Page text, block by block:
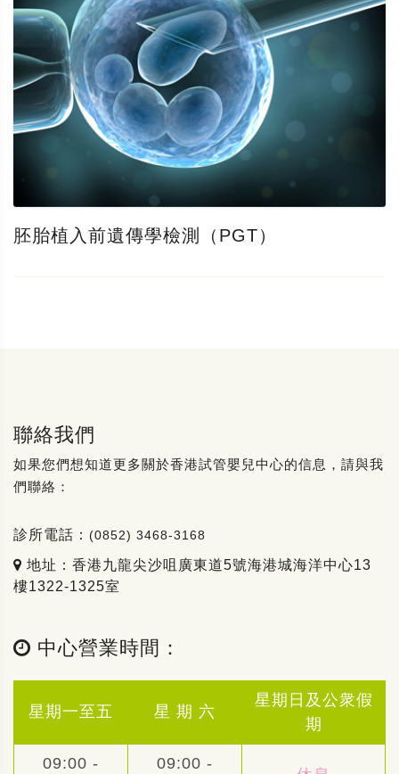
胚胎植入前遺傳學檢測（PGT）
聯絡我們
如果您們想知道更多關於香港試管嬰兒中心的信息，請與我
們聯絡：
診所電話： (0852) 3468-3168
地址：香港九龍尖沙咀廣東道5號海港城海洋中心13
樓1322-1325室
中心營業時間：
星期一至五 星 期 六
星期日及公衆假
期
09:00 - 09:00 -